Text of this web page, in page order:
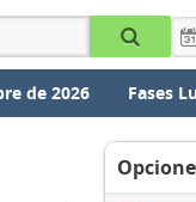
de 2026 Fases